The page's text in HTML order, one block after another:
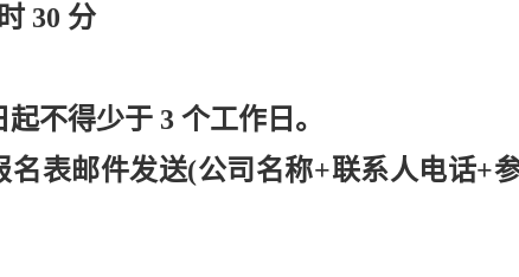
30 分
起不得少于 3 个工作日。
名表邮件发送(公司名称+联系人电话+